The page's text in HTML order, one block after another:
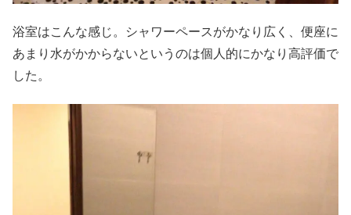
浴室はこんな感じ。シャワーペースがかなり広く、便座に
あまり水がかからないというのは個人的にかなり高評価で
した。